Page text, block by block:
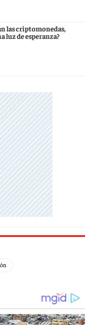
las criptomonedas,
luz de esperanza?